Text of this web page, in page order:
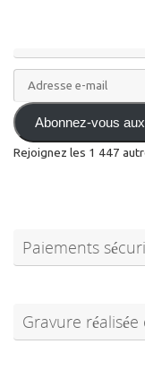
Adresse
e-
mail Abonnez-vous
Rejoignez les 1 447
Paiements
Gravure